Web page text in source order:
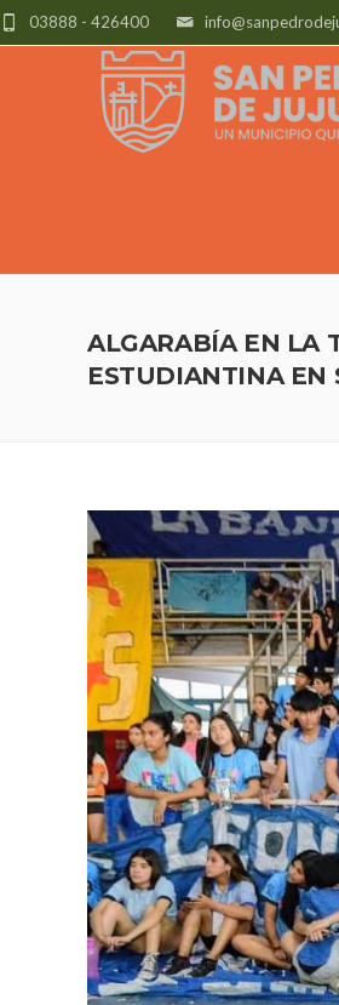
03888 - 426400
ALGARABÍA EN LA
ESTUDIANTINA EN